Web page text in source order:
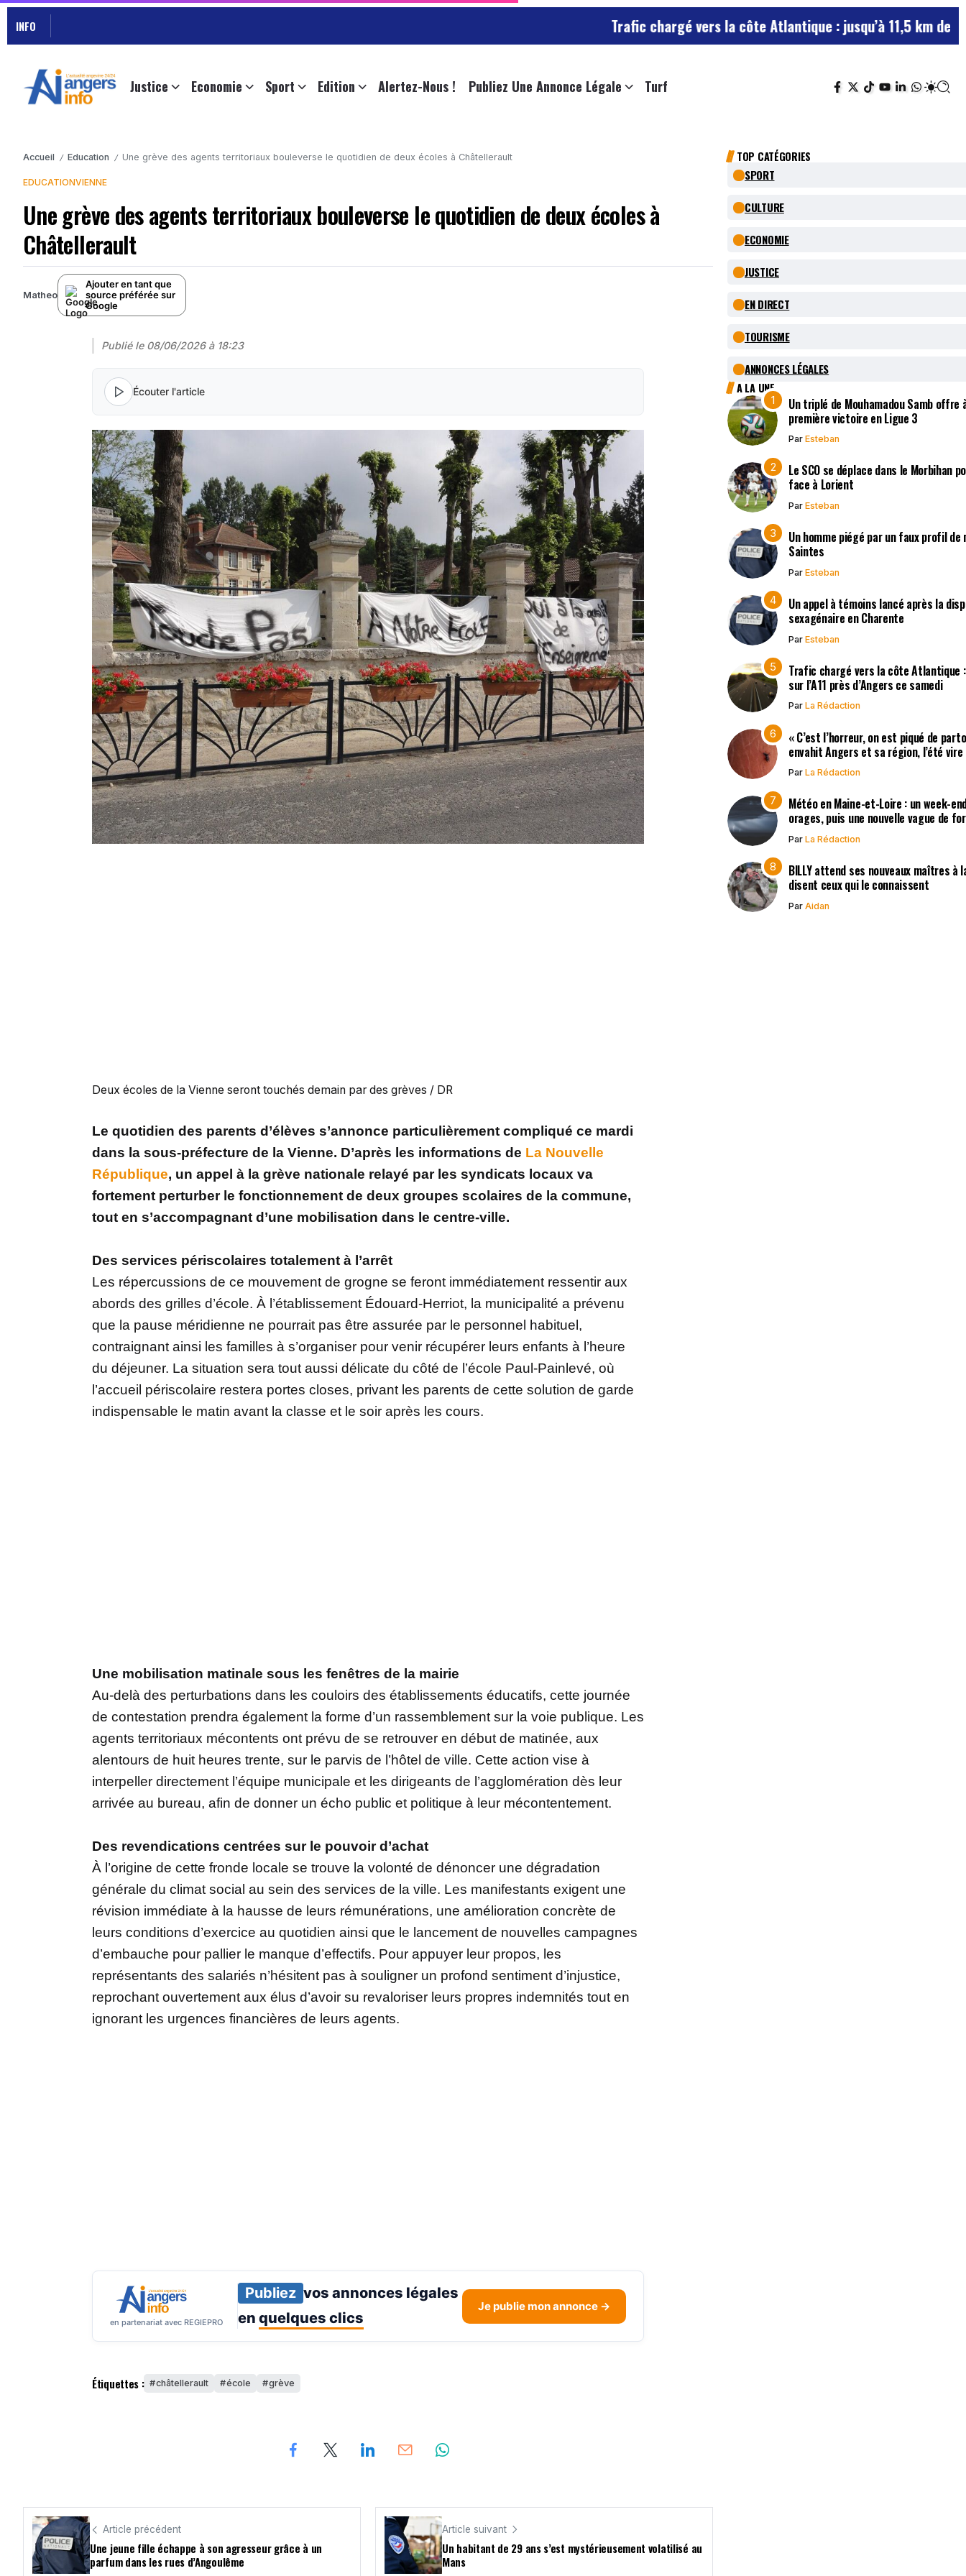
INFO Trafic chargé vers la côte Atlantique : jusqu’à 11,5 km de bouchons
Justice Economie Sport Edition Alertez-Nous ! Publiez Une Annonce Légale Turf
Accueil / Education / Une grève des agents territoriaux bouleverse le quotidien de deux écoles à Châtellerault
EDUCATIONVIENNE
Une grève des agents territoriaux bouleverse le quotidien de deux écoles à
Châtellerault
Matheo
Ajouter en tant que
source préférée sur
Google
Publié le 08/06/2026 à 18:23
Écouter l'article
Deux écoles de la Vienne seront touchés demain par des grèves / DR
Le quotidien des parents d’élèves s’annonce particulièrement compliqué ce mardi
dans la sous-préfecture de la Vienne. D’après les informations de La Nouvelle
République, un appel à la grève nationale relayé par les syndicats locaux va
fortement perturber le fonctionnement de deux groupes scolaires de la commune,
tout en s’accompagnant d’une mobilisation dans le centre-ville.
Des services périscolaires totalement à l’arrêt
Les répercussions de ce mouvement de grogne se feront immédiatement ressentir aux
abords des grilles d’école. À l’établissement Édouard-Herriot, la municipalité a prévenu
que la pause méridienne ne pourrait pas être assurée par le personnel habituel,
contraignant ainsi les familles à s’organiser pour venir récupérer leurs enfants à l’heure
du déjeuner. La situation sera tout aussi délicate du côté de l’école Paul-Painlevé, où
l’accueil périscolaire restera portes closes, privant les parents de cette solution de garde
indispensable le matin avant la classe et le soir après les cours.
Une mobilisation matinale sous les fenêtres de la mairie
Au-delà des perturbations dans les couloirs des établissements éducatifs, cette journée
de contestation prendra également la forme d’un rassemblement sur la voie publique. Les
agents territoriaux mécontents ont prévu de se retrouver en début de matinée, aux
alentours de huit heures trente, sur le parvis de l’hôtel de ville. Cette action vise à
interpeller directement l’équipe municipale et les dirigeants de l’agglomération dès leur
arrivée au bureau, afin de donner un écho public et politique à leur mécontentement.
Des revendications centrées sur le pouvoir d’achat
À l’origine de cette fronde locale se trouve la volonté de dénoncer une dégradation
générale du climat social au sein des services de la ville. Les manifestants exigent une
révision immédiate à la hausse de leurs rémunérations, une amélioration concrète de
leurs conditions d’exercice au quotidien ainsi que le lancement de nouvelles campagnes
d’embauche pour pallier le manque d’effectifs. Pour appuyer leur propos, les
représentants des salariés n’hésitent pas à souligner un profond sentiment d’injustice,
reprochant ouvertement aux élus d’avoir su revaloriser leurs propres indemnités tout en
ignorant les urgences financières de leurs agents.
en partenariat avec REGIEPRO
Publiez vos annonces légales
en quelques clics
Je publie mon annonce →
Étiquettes : châtellerault école grève
Article précédent
Une jeune fille échappe à son agresseur grâce à un
parfum dans les rues d’Angoulême
Article suivant
Un habitant de 29 ans s’est mystérieusement volatilisé au
Mans
TOP CATÉGORIES
SPORT
CULTURE
ECONOMIE
JUSTICE
EN DIRECT
TOURISME
ANNONCES LÉGALES
A LA UNE
Un triplé de Mouhamadou Samb offre
première victoire en Ligue 3
Par Esteban
Le SCO se déplace dans le Morbihan
face à Lorient
Par Esteban
Un homme piégé par un faux profil
Saintes
Par Esteban
Un appel à témoins lancé après la
sexagénaire en Charente
Par Esteban
Trafic chargé vers la côte Atlantique :
sur l’A11 près d’Angers ce samedi
Par La Rédaction
« C’est l’horreur, on est piqué de
envahit Angers et sa région, l’été
Par La Rédaction
Météo en Maine-et-Loire : un week-
orages, puis une nouvelle vague de
Par La Rédaction
BILLY attend ses nouveaux maîtres à
disent ceux qui le connaissent
Par Aidan